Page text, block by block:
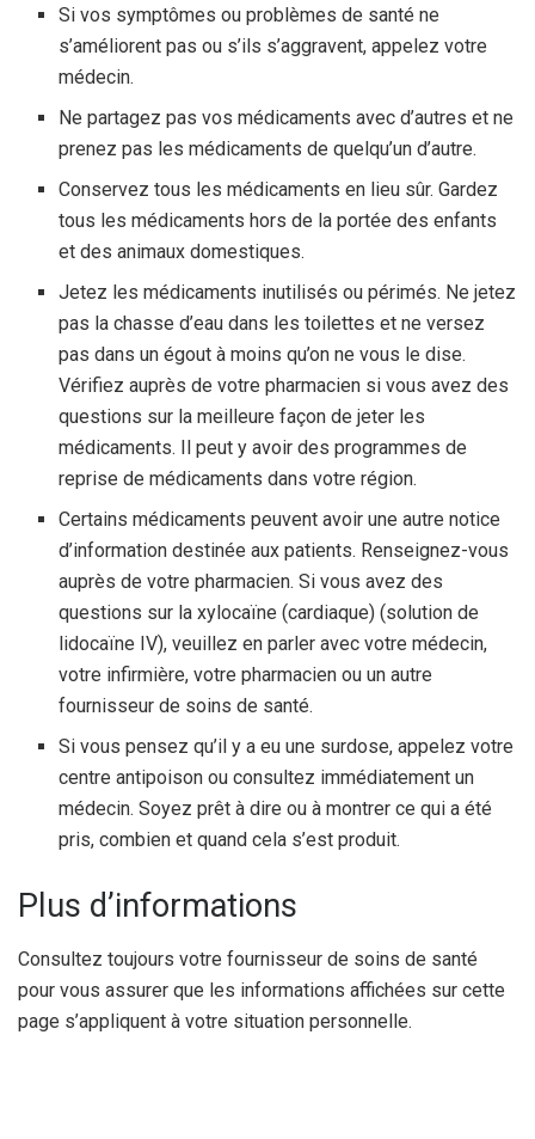
Si vos symptômes ou problèmes de santé ne
s’améliorent pas ou s’ils s’aggravent, appelez votre
médecin.
Ne partagez pas vos médicaments avec d’autres et ne
prenez pas les médicaments de quelqu’un d’autre.
Conservez tous les médicaments en lieu sûr. Gardez
tous les médicaments hors de la portée des enfants
et des animaux domestiques.
Jetez les médicaments inutilisés ou périmés. Ne jetez
pas la chasse d’eau dans les toilettes et ne versez
pas dans un égout à moins qu’on ne vous le dise.
Vérifiez auprès de votre pharmacien si vous avez des
questions sur la meilleure façon de jeter les
médicaments. Il peut y avoir des programmes de
reprise de médicaments dans votre région.
Certains médicaments peuvent avoir une autre notice
d’information destinée aux patients. Renseignez-vous
auprès de votre pharmacien. Si vous avez des
questions sur la xylocaïne (cardiaque) (solution de
lidocaïne IV), veuillez en parler avec votre médecin,
votre infirmière, votre pharmacien ou un autre
fournisseur de soins de santé.
Si vous pensez qu’il y a eu une surdose, appelez votre
centre antipoison ou consultez immédiatement un
médecin. Soyez prêt à dire ou à montrer ce qui a été
pris, combien et quand cela s’est produit.
Plus d’informations
Consultez toujours votre fournisseur de soins de santé
pour vous assurer que les informations affichées sur cette
page s’appliquent à votre situation personnelle.